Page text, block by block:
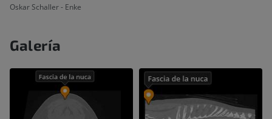
Oskar Schaller - Enke
Galería